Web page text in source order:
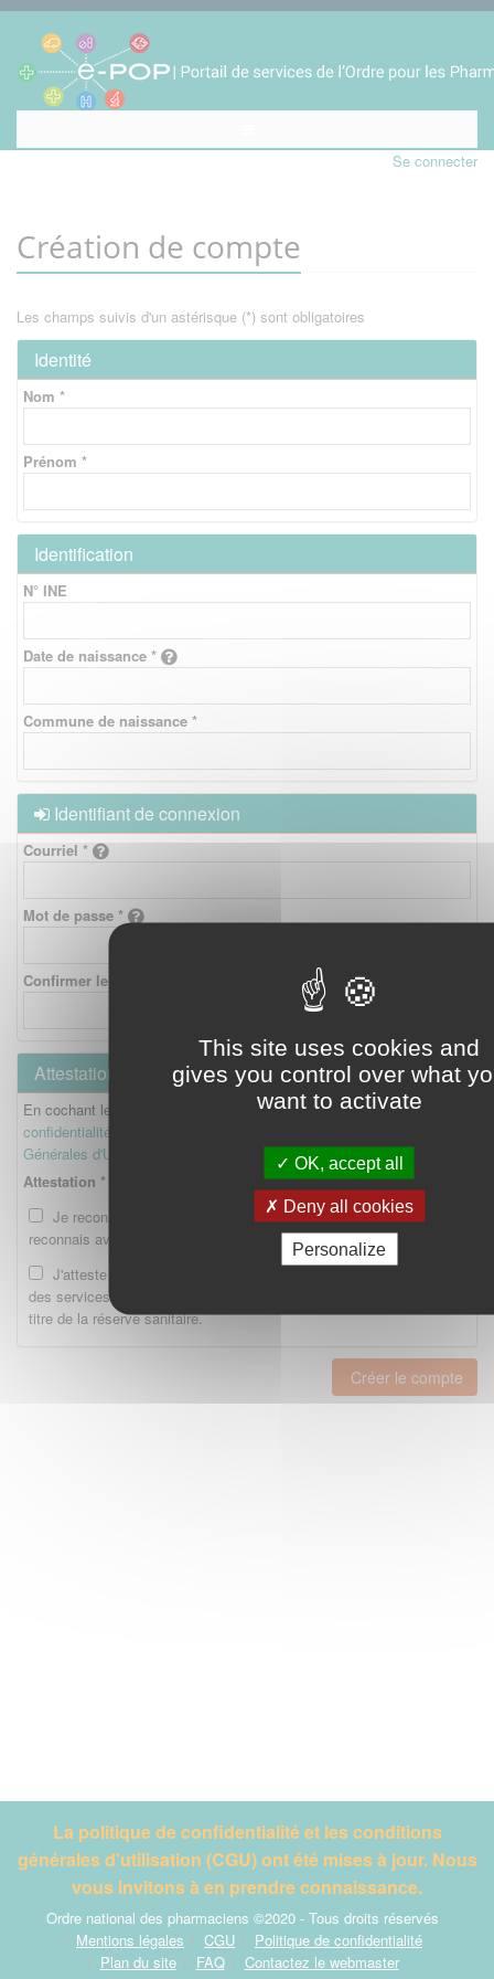
This site uses cookies and
gives you control over what
want to activate
OK, accept all
Deny all cookies
Personalize
Se connecter
Création de compte
Les champs suivis d'un astérisque (*) sont obligatoires
Identité
Nom *
Prénom *
Identification
N° INE
Date de naissance *
Commune de naissance *
Identifiant de connexion
Courriel *
Mot de passe *
Confirmer le mot de passe *
Attestation
En cochant les cases ci-dessous, je reconnais avoir lu laPolitique de
confidentialité
Générales d'Utilisation
Attestation *
Je reconnais avoir lu la Politique de confidentialité et je
reconnais avoir lu et accepté les CGU.
J'atteste être enregistré en tant qu'Etudiant ou Interne auprès
des services compétents de l'Ordre national des pharmaciens au
titre de la réserve sanitaire.
Créer le compte
La politique de confidentialité et les conditions
générales d'utilisation (CGU) ont été mises à jour. Nous
vous invitons à en prendre connaissance.
Ordre national des pharmaciens ©2020 - Tous droits réservés
Mentions légales
CGU
Politique de confidentialité
Plan du site
FAQ Contactez le webmaster